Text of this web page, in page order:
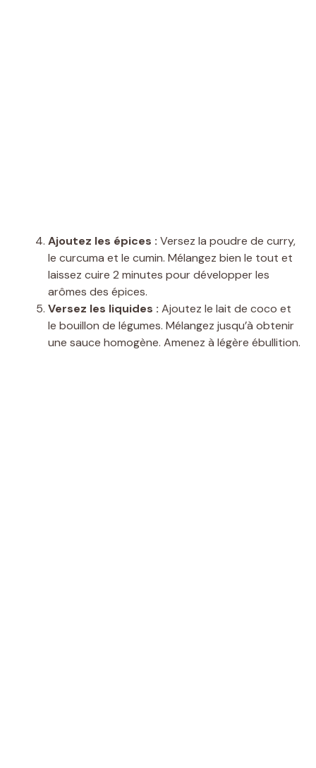
Ajoutez les épices : Versez la poudre de curry,
le curcuma et le cumin. Mélangez bien le tout et
laissez cuire 2 minutes pour développer les
arômes des épices.
Versez les liquides : Ajoutez le lait de coco et
le bouillon de légumes. Mélangez jusqu’à obtenir
une sauce homogène. Amenez à légère ébullition.